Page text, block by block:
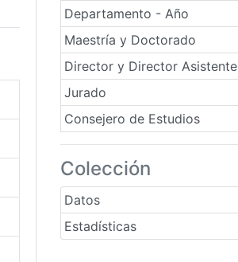
Departamento - Año
Maestría y Doctorado
Director y Director Asistente
Jurado
Consejero de Estudios
Colección
Datos
Estadísticas